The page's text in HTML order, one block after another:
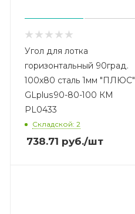
Угол для лотка
горизонтальный 90град.
100х80 сталь 1мм "ПЛЮС"
GLplus90-80-100 КМ
PL0433
Складской: 2
738.71 руб./шт